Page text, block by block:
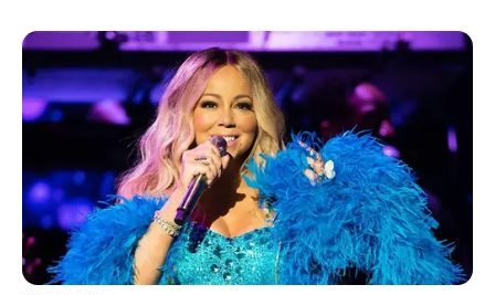
Tampil Lebih Modern, 7 Potret
Hasil Renovasi Rumah Berusia
90 Tahun